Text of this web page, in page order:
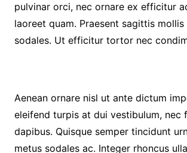
pulvinar orci, nec ornare ex efficitur
laoreet quam. Praesent sagittis
sodales. Ut efficitur tortor nec
Aenean ornare nisl ut ante dictum
eleifend turpis at dui vestibulum, nec
dapibus. Quisque semper tincidunt
metus sodales ac. Integer rhoncus